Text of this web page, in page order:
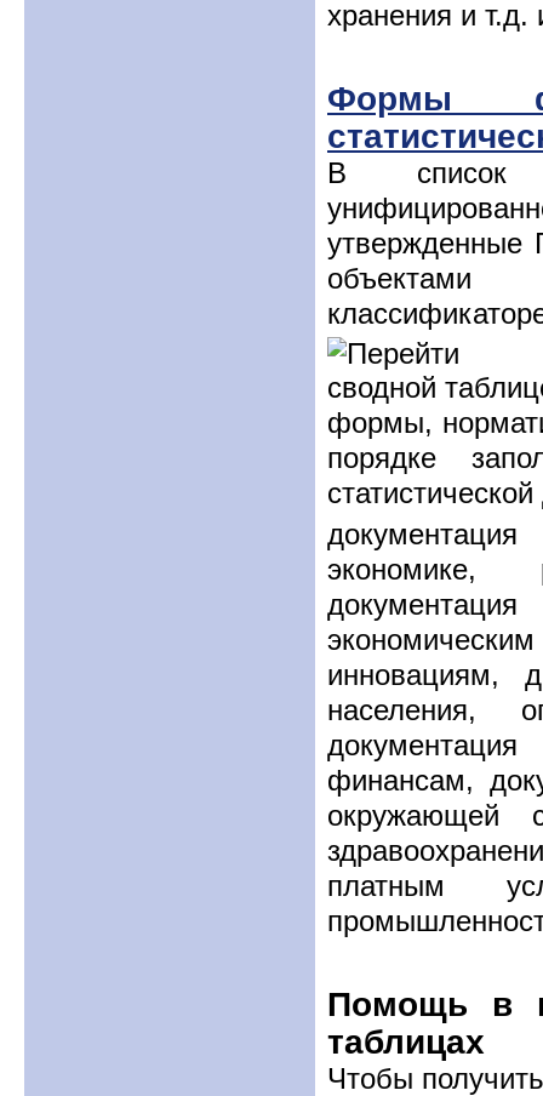
хранения и т.д.
Формы
В список
утвержденные
объектами
формы,
порядке
экономике,
инновациям,
населения,
финансам,
окружающей
платным
Помощь в
таблицах
Чтобы